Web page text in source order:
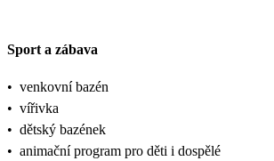
Sport a zábava
• venkovní bazén
• vířivka
• dětský bazének
• animační program pro děti i dospělé